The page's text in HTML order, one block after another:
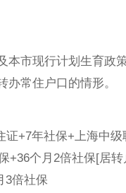
本市现行计划生育政
办常住户口的情形。
证+7年社保+上海中
+36个月2倍社保[居
3倍社保